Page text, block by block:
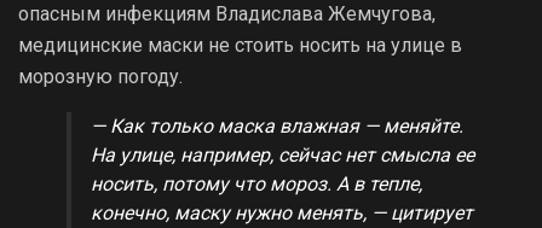
опасным инфекциям Владислава Жемчугова,
медицинские маски не стоить носить на улице в
морозную погоду.
— Как только маска влажная — меняйте.
На улице, например, сейчас нет смысла ее
носить, потому что мороз. А в тепле,
конечно, маску нужно менять, — цитирует